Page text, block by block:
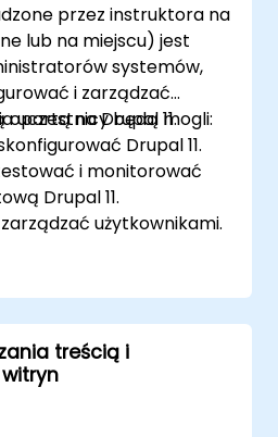
przez instruktora na
lub na miejscu) jest
systemów,
i zarządzać
na Drupal 11.
uczestnicy będą mogli:
Drupal 11.
i monitorować
Drupal 11.
użytkownikami.
wydajność strony
11.
kopie
strony internetowej
treścią i